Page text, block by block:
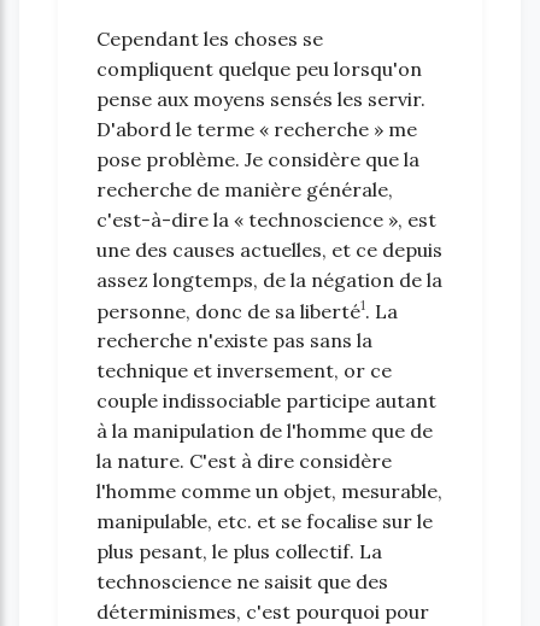
Cependant les choses se
compliquent quelque peu lorsqu'on
pense aux moyens sensés les servir.
D'abord le terme « recherche » me
pose problème. Je considère que la
recherche de manière générale,
c'est-à-dire la « technoscience », est
une des causes actuelles, et ce depuis
assez longtemps, de la négation de la
personne, donc de sa liberté1. La
recherche n'existe pas sans la
technique et inversement, or ce
couple indissociable participe autant
à la manipulation de l'homme que de
la nature. C'est à dire considère
l'homme comme un objet, mesurable,
manipulable, etc. et se focalise sur le
plus pesant, le plus collectif. La
technoscience ne saisit que des
déterminismes, c'est pourquoi pour